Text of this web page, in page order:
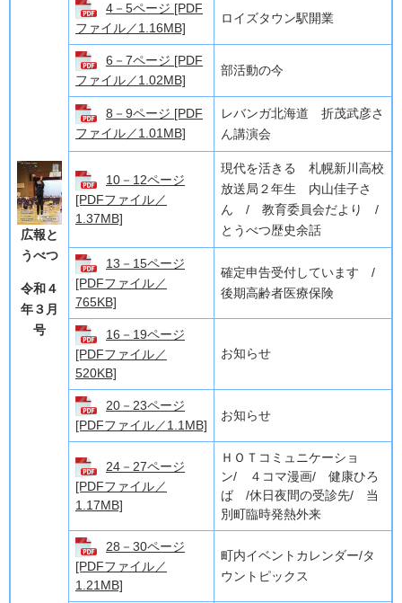
広報と
うべつ
令和４
年３ 月
号
4－5ページ [PDF
ファイル／1.16MB]
ロイズタウン駅開業
6－7ページ [PDF
ファイル／1.02MB]
部活動の今
8－9ページ [PDF
ファイル／1.01MB]
レバンガ北海道 折茂武彦さ
ん講演会
10－12ページ
[PDFファイル／
1.37MB]
現代を活きる 札幌新川高校
放送局２年生 内山佳子さ
ん / 教育委員会だより /
とうべつ歴史余話
13－15ページ
[PDFファイル／
765KB]
確定申告受付しています /
後期高齢者医療保険
16－19ページ
[PDFファイル／
520KB]
お知らせ
20－23ページ
[PDFファイル／1.1MB]
お知らせ
24－27ページ
[PDFファイル／
1.17MB]
ＨＯＴコミュニケーショ
ン/ ４コマ漫画/ 健康ひろ
ば /休日夜間の受診先/ 当
別町臨時発熱外来
28－30ページ
[PDFファイル／
1.21MB]
町内イベントカレンダー/タ
ウントピックス